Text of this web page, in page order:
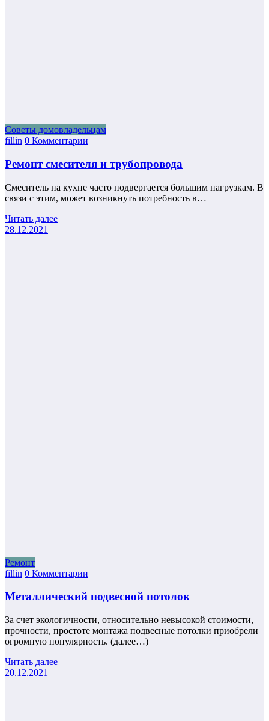
Советы домовладельцам
fillin 0 Комментарии
Ремонт смесителя и трубопровода
Смеситель на кухне часто подвергается большим нагрузкам. В
связи с этим, может возникнуть потребность в…
Читать далее
28.12.2021
Ремонт
fillin 0 Комментарии
Металлический подвесной потолок
За счет экологичности, относительно невысокой стоимости,
прочности, простоте монтажа подвесные потолки приобрели
огромную популярность. (далее…)
Читать далее
20.12.2021